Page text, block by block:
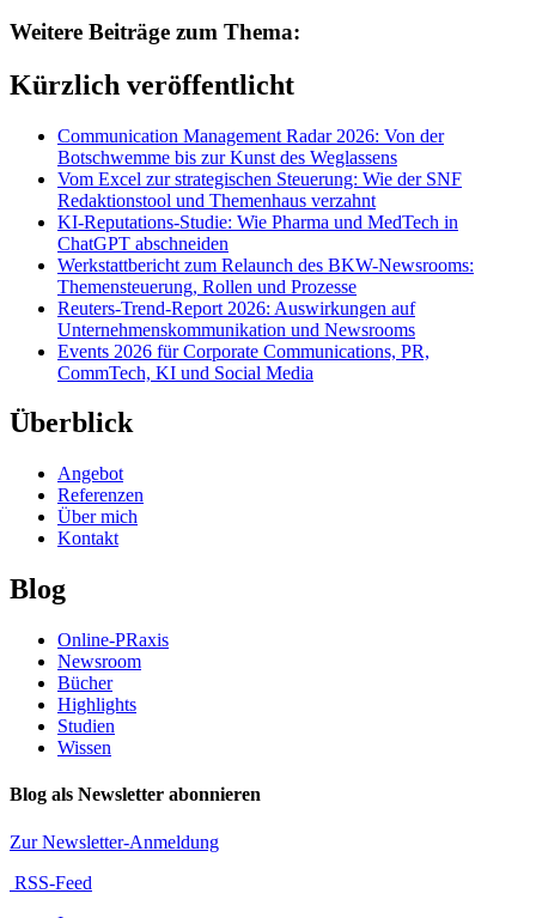
Weitere Beiträge zum Thema:
Kürzlich veröffentlicht
Communication Management Radar 2026: Von der
Botschwemme bis zur Kunst des Weglassens
Vom Excel zur strategischen Steuerung: Wie der SNF
Redaktionstool und Themenhaus verzahnt
KI-Reputations-Studie: Wie Pharma und MedTech in
ChatGPT abschneiden
Werkstattbericht zum Relaunch des BKW-Newsrooms:
Themensteuerung, Rollen und Prozesse
Reuters-Trend-Report 2026: Auswirkungen auf
Unternehmenskommunikation und Newsrooms
Events 2026 für Corporate Communications, PR,
CommTech, KI und Social Media
Überblick
Angebot
Referenzen
Über mich
Kontakt
Blog
Online-PRaxis
Newsroom
Bücher
Highlights
Studien
Wissen
Blog als Newsletter abonnieren
Zur Newsletter-Anmeldung
RSS-Feed